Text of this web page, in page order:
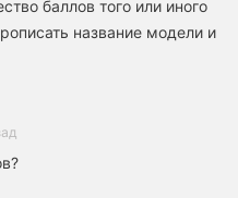
баллов того или иного
название модели и